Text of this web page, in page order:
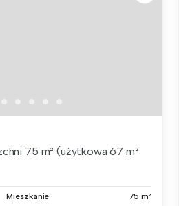
75 m² (użytkowa 67 m²
Mieszkanie 75 m²